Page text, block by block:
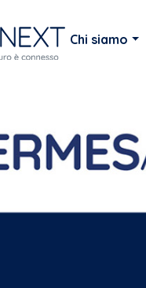
Chi siamo